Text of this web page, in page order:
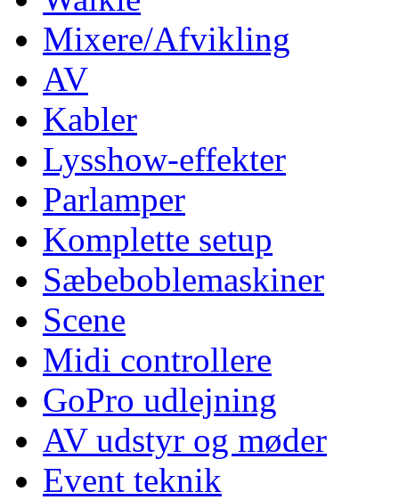
Mixere/Afvikling
AV
Kabler
Lysshow-effekter
Parlamper
Komplette setup
Sæbeboblemaskiner
Scene
Midi controllere
GoPro udlejning
AV udstyr og møder
Event teknik